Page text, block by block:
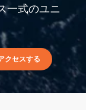
一式のユニ
クセスする